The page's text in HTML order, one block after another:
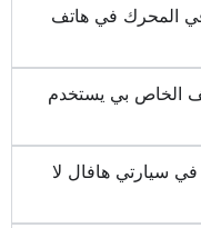
في المحرك في هاتف
الخاص بي يستخدم
في سيارتي هافال لا